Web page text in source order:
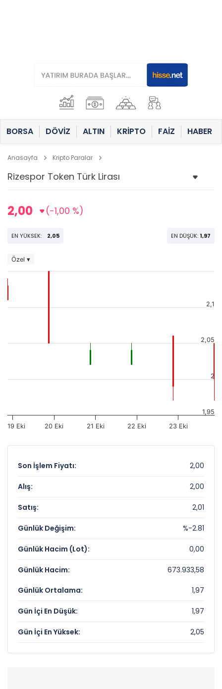
BORSA DÖVİZ ALTIN KRİPTO FAİZ HABER
Anasayfa Kripto Paralar
2,00 (-1,00 %)
EN YÜKSEK: 2,05 EN DÜŞÜK: 1,97
Özel ▾
19 Eki 20 Eki 21 Eki 22 Eki 23 Eki
1,95
2
2,05
2,1
Son İşlem Fiyatı: 2,00
Alış: 2,00
Satış: 2,01
Günlük Değişim: %-2.81
Günlük Hacim (Lot): 0,00
Günlük Hacim: 673.933,58
Günlük Ortalama: 1,97
Gün İçi En Düşük: 1,97
Gün İçi En Yüksek: 2,05